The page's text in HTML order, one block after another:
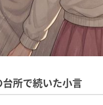
所で続いた小言